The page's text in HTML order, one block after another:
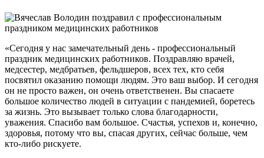
«Сегодня у нас замечательный день - профессиональный
праздник медицинских работников. Поздравляю врачей,
медсестер, медбратьев, фельдшеров, всех тех, кто себя
посвятил оказанию помощи людям. Это ваш выбор. И сегодня
он не просто важен, он очень ответственен. Вы спасаете
большое количество людей в ситуации с пандемией, боретесь
за жизнь. Это вызывает только слова благодарности,
уважения. Спасибо вам большое. Счастья, успехов и, конечно,
здоровья, потому что вы, спасая других, сейчас больше, чем
кто-либо рискуете.